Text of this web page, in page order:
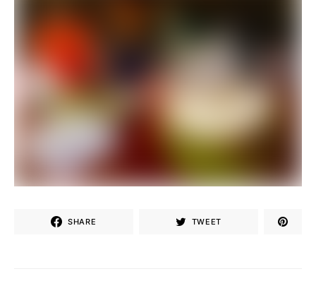
SHARE TWEET